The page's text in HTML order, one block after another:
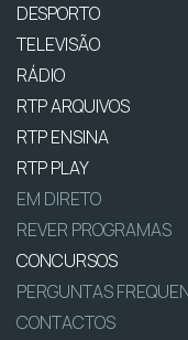
DESPORTO
TELEVISÃO
RÁDIO
RTP ARQUIVOS
RTP ENSINA
RTP PLAY
EM DIRETO
REVER PROGRAMAS
CONCURSOS
PERGUNTAS
CONTACTOS